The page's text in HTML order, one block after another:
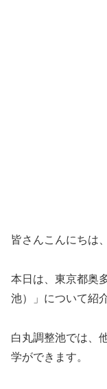
皆さんこんにちは
本日は、東京都奥
池）」について紹
白丸調整池では、
学ができます。